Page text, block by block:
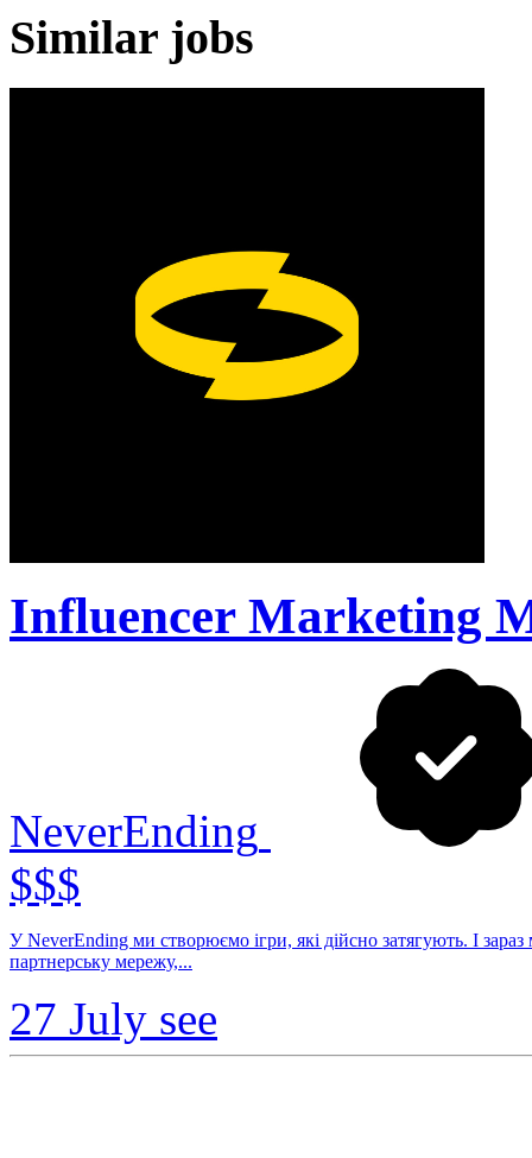
Similar jobs
Influencer Marketing
NeverEnding
$$$
У NeverEnding ми створюємо ігри, які дійсно затягують. І
партнерську мережу,...
27 July see